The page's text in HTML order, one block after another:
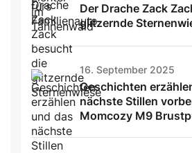
Der Drache Zack
glitzernde
16. September 2025
Geschichten
nächste Stillen
Momcozy M9